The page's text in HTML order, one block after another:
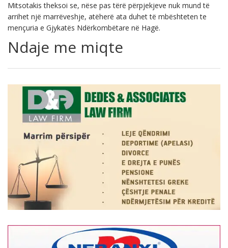
Mitsotakis theksoi se, nëse pas tërë përpjekjeve nuk mund të
arrihet një marrëveshje, atëherë ata duhet të mbështeten te
mençuria e Gjykatës Ndërkombëtare në Hagë.
Ndaje me miqte